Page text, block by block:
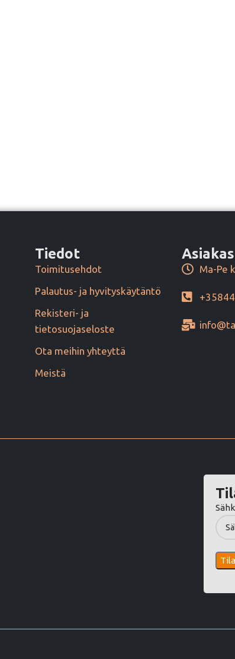
Tiedot
Toimitusehdot
Palautus- ja hyvityskäytäntö
Rekisteri- ja
tietosuojaseloste
Ota meihin yhteyttä
Meistä
Ma-Pe